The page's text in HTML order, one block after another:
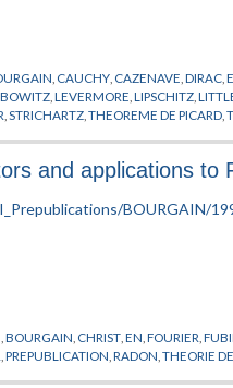
CAUCHY CAZENAVE ,DIRAC ,
,LEVERMORE ,LIPSCHITZ ,
,STRICHARTZ ,THEOREME DE PICARD ,
and applications to
,BOURGAIN CHRIST ,EN ,FOURIER ,
,PREPUBLICATION ,RADON ,THEORIE